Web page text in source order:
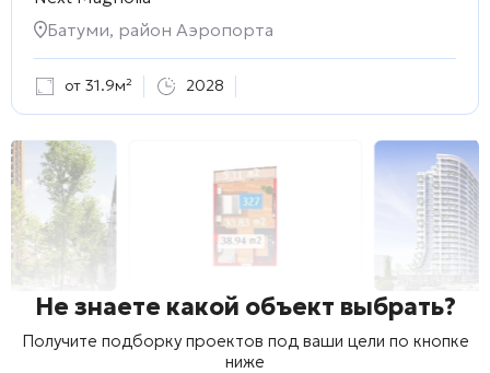
Батуми, район Аэропорта
от 31.9м² 2028
Не знаете какой объект выбрать?
Получите подборку проектов под ваши цели по кнопке
ниже